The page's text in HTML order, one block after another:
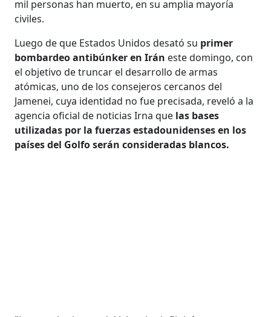
mil personas han muerto, en su amplia mayoría
civiles.
Luego de que Estados Unidos desató su primer
bombardeo antibúnker en Irán este domingo, con
el objetivo de truncar el desarrollo de armas
atómicas, uno de los consejeros cercanos del
Jamenei, cuya identidad no fue precisada, reveló a la
agencia oficial de noticias Irna que las bases
utilizadas por la fuerzas estadounidenses en los
países del Golfo serán consideradas blancos.